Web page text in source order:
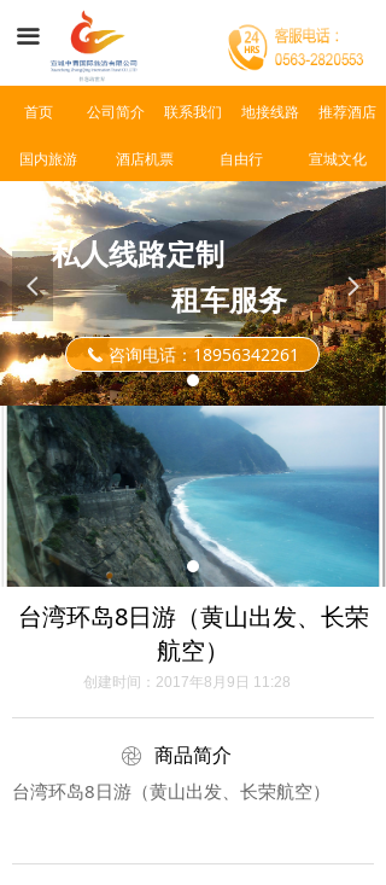
私人线路定制
租车服务
끅 咨询电话：18956342261
넳 넲
首页 公司简介 联系我们 地接线路 推荐酒店
国内旅游 酒店机票 自由行 宣城文化
끀
首页
公司简介
新闻资讯
联系我们
台湾环岛8日游（黄山出发、长荣
航空）
商品简介
创建时间： 2017年8月9日 11:28
台湾环岛8日游（黄山出发、长荣航空）
ꁵ